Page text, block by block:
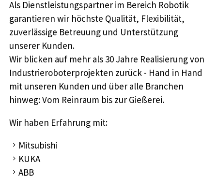
Als Dienstleistungspartner im Bereich Robotik
garantieren wir höchste Qualität, Flexibilität,
zuverlässige Betreuung und Unterstützung
unserer Kunden.
Wir blicken auf mehr als 30 Jahre Realisierung von
Industrieroboterprojekten zurück - Hand in Hand
mit unseren Kunden und über alle Branchen
hinweg: Vom Reinraum bis zur Gießerei.
Wir haben Erfahrung mit:
Mitsubishi
KUKA
ABB